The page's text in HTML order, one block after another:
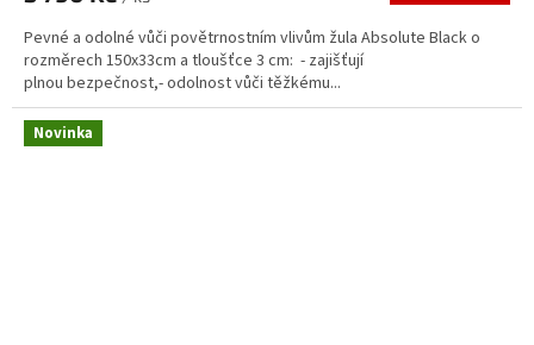
Pevné a odolné vůči povětrnostním vlivům žula Absolute Black o
rozměrech 150x33cm a tloušťce 3 cm: - zajišťují
plnou bezpečnost,- odolnost vůči těžkému...
Novinka